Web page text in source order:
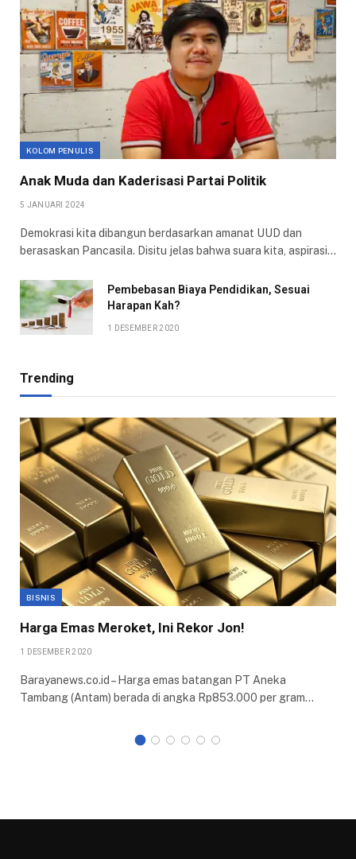
KOLOM PENULIS
Anak Muda dan Kaderisasi Partai Politik
5 JANUARI 2024
Demokrasi kita dibangun berdasarkan amanat UUD dan
berasaskan Pancasila. Disitu jelas bahwa suara kita, aspirasi…
Pembebasan Biaya Pendidikan, Sesuai
Harapan Kah?
1 DESEMBER 2020
Trending
BISNIS
Harga Emas Meroket, Ini Rekor Jon!
1 DESEMBER 2020
Barayanews.co.id – Harga emas batangan PT Aneka
Tambang (Antam) berada di angka Rp853.000 per gram…